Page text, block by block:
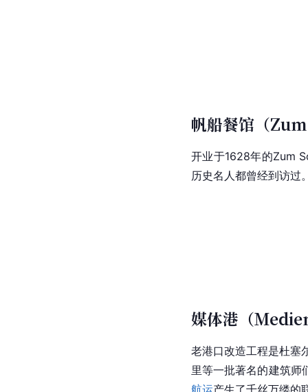
帆船餐馆（
开业于1628年的Zum
历史名人都曾经到访过
媒体港（
老港口改造工程是杜塞
里等一批著名的建筑师
航运产生了千丝万缕的